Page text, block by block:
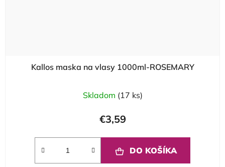
Kallos maska na vlasy 1000ml-ROSEMARY
Skladom (17 ks)
€3,59
DO KOŠÍKA